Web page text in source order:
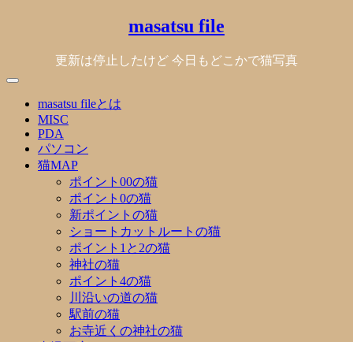
masatsu file
更新は停止したけど 今日もどこかで猫写真
masatsu fileとは
MISC
PDA
パソコン
猫MAP
ポイント00の猫
ポイント0の猫
新ポイントの猫
ショートカットルートの猫
ポイント1と2の猫
神社の猫
ポイント4の猫
川沿いの道の猫
駅前の猫
お寺近くの神社の猫